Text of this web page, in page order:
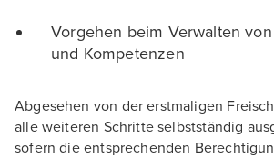
Vorgehen beim Verwalten
und Kompetenzen
Abgesehen von der erstmaligen
alle weiteren Schritte selbstständig
sofern die entsprechenden